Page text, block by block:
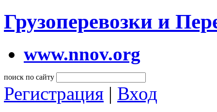
Грузоперевозки и
www.nnov.org
поиск по сайту
Регистрация | Вход